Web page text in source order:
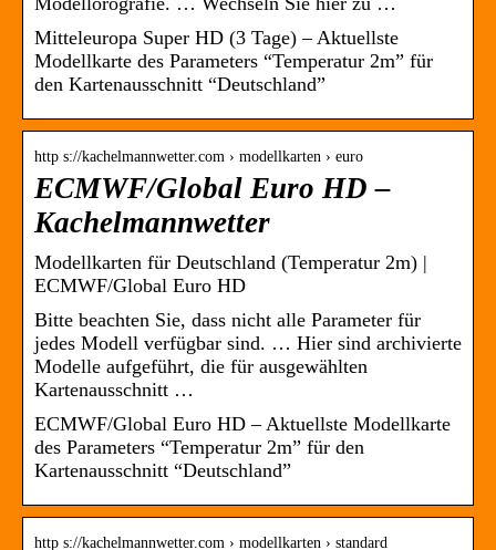
Mitteleuropa Super HD (3 Tage) – Aktuellste
Modellkarte des Parameters “Temperatur 2m” für
den Kartenausschnitt “Deutschland”
http s://kachelmannwetter.com › modellkarten › euro
ECMWF/Global Euro HD –
Kachelmannwetter
Modellkarten für Deutschland (Temperatur 2m) |
ECMWF/Global Euro HD
Bitte beachten Sie, dass nicht alle Parameter für
jedes Modell verfügbar sind. … Hier sind archivierte
Modelle aufgeführt, die für ausgewählten
Kartenausschnitt …
ECMWF/Global Euro HD – Aktuellste Modellkarte
des Parameters “Temperatur 2m” für den
Kartenausschnitt “Deutschland”
http s://kachelmannwetter.com › modellkarten › standard